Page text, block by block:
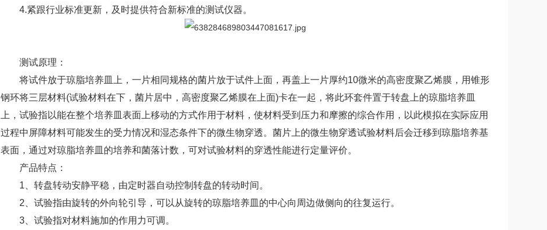
4.紧跟行业标准更新，及时提供符合新标准的测试仪器。
测试原理：
将试件放于琼脂培养皿上，一片相同规格的菌片放于试件上面，再盖上一片厚约10微米的高密度聚乙烯膜，用锥形
钢环将三层材料(试验材料在下，菌片居中，高密度聚乙烯膜在上面)卡在一起，将此环套件置于转盘上的琼脂培养皿
上，试验指以能在整个培养皿表面上移动的方式作用于材料，使材料受到压力和摩擦的综合作用，以此模拟在实际应用
过程中屏障材料可能发生的受力情况和湿态条件下的微生物穿透。菌片上的微生物穿透试验材料后会迁移到琼脂培养基
表面，通过对琼脂培养皿的培养和菌落计数，可对试验材料的穿透性能进行定量评价。
产品特点：
1、转盘转动安静平稳，由定时器自动控制转盘的转动时间。
2、试验指由旋转的外向轮引导，可以从旋转的琼脂培养皿的中心向周边做侧向的往复运行。
3、试验指对材料施加的作用力可调。